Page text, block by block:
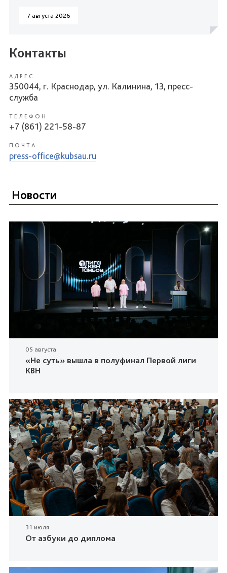
7 августа 2026
Контакты
АДРЕС
350044, г. Краснодар, ул. Калинина, 13, пресс-
служба
ТЕЛЕФОН
+7 (861) 221-58-87
ПОЧТА
press-office@kubsau.ru
Новости
05 августа
«Не суть» вышла в полуфинал Первой лиги
КВН
31 июля
От азбуки до диплома